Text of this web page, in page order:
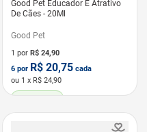
Good Pet Educador E Atrativo
De Cães - 20Ml
Good Pet
1 por R$ 24,90
6 por R$ 20,75 cada
ou 1 x R$ 24,90